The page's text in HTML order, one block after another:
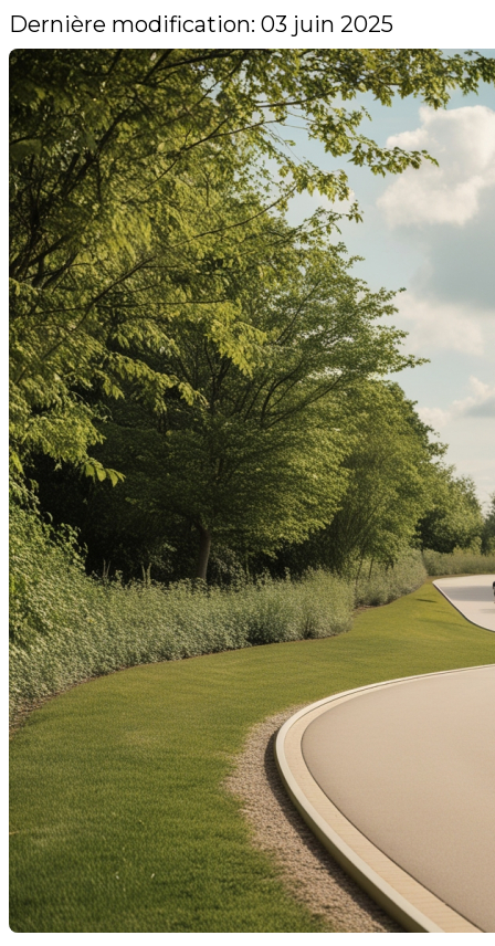
Dernière modification: 03 juin 2025